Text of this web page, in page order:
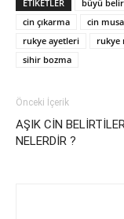
ETIKETLER büyü
cin çıkarma
cin
rukye ayetleri
rukye
sihir bozma
Önceki İçerik
AŞIK CİN
NELERDİR ?